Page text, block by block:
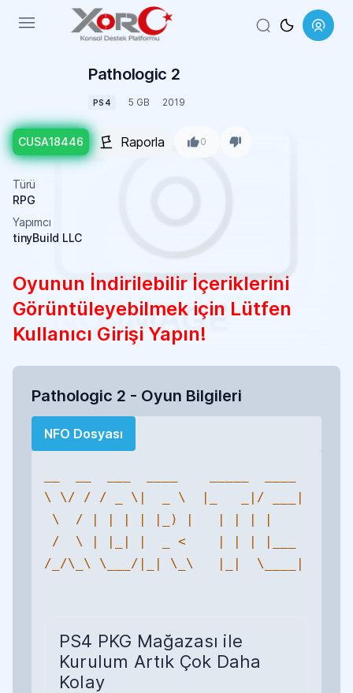
Menu
Pathologic 2
PS4 5 GB 2019
CUSA18446 Raporla 0
Türü
RPG
Yapımcı
tinyBuild LLC
Oyunun İndirilebilir İçeriklerini
Görüntüleyebilmek için Lütfen
Kullanıcı Girişi Yapın!
Pathologic 2 - Oyun Bilgileri
NFO Dosyası
\ \/ / / _ \|  _ \  |_   _|/ ___|
\  / | | | | |_) |   | | | |
/  \ | |_| |  _ <    | | | |___
/_/\_\ \___/|_| \_\   |_|  \____|
PS4 PKG Mağazası ile
Kurulum Artık Çok Daha
Kolay